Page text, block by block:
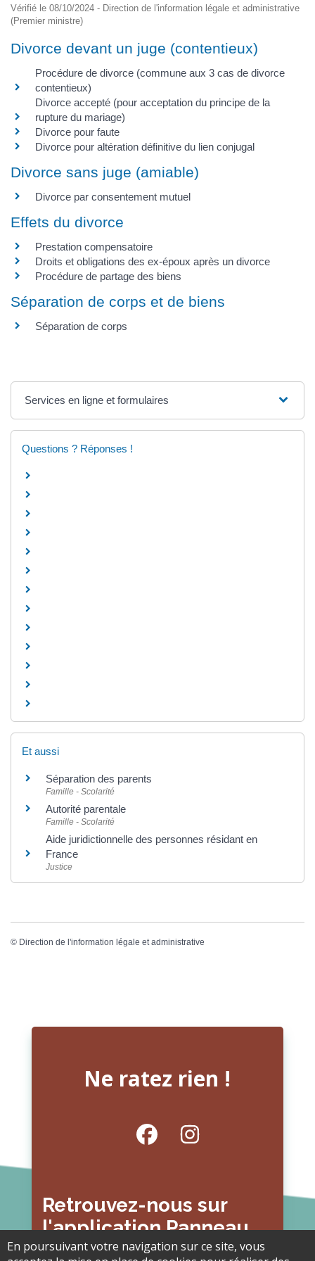
Vérifié le 08/10/2024 - Direction de l'information légale et administrative
(Premier ministre)
Divorce devant un juge (contentieux)
Procédure de divorce (commune aux 3 cas de divorce
contentieux)
Divorce accepté (pour acceptation du principe de la
rupture du mariage)
Divorce pour faute
Divorce pour altération définitive du lien conjugal
Divorce sans juge (amiable)
Divorce par consentement mutuel
Effets du divorce
Prestation compensatoire
Droits et obligations des ex-époux après un divorce
Procédure de partage des biens
Séparation de corps et de biens
Séparation de corps
Services en ligne et formulaires
Questions ? Réponses !
Et aussi
Séparation des parents
Famille - Scolarité
Autorité parentale
Famille - Scolarité
Aide juridictionnelle des personnes résidant en
France
Justice
© Direction de l'information légale et administrative
Ne ratez rien !
Retrouvez-nous sur
l'application Panneau
Pocket et sur les
En poursuivant votre navigation sur ce site, vous